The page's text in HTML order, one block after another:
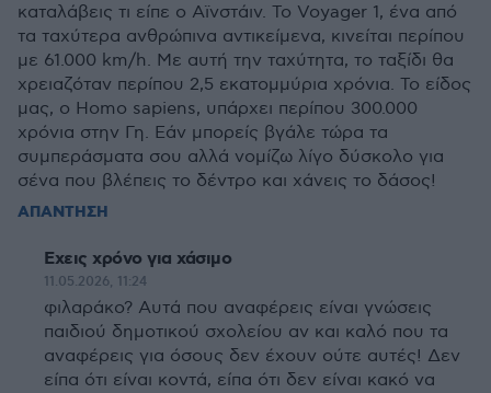
καταλάβεις τι είπε ο Αϊνστάιν. Το Voyager 1, ένα από
τα ταχύτερα ανθρώπινα αντικείμενα, κινείται περίπου
με 61.000 km/h. Με αυτή την ταχύτητα, το ταξίδι θα
χρειαζόταν περίπου 2,5 εκατομμύρια χρόνια. Το είδος
μας, ο Homo sapiens, υπάρχει περίπου 300.000
χρόνια στην Γη. Εάν μπορείς βγάλε τώρα τα
συμπεράσματα σου αλλά νομίζω λίγο δύσκολο για
σένα που βλέπεις το δέντρο και χάνεις το δάσος!
ΑΠΑΝΤΗΣΗ
Εχεις χρόνο για χάσιμο
11.05.2026, 11:24
φιλαράκο? Αυτά που αναφέρεις είναι γνώσεις
παιδιού δημοτικού σχολείου αν και καλό που τα
αναφέρεις για όσους δεν έχουν ούτε αυτές! Δεν
είπα ότι είναι κοντά, είπα ότι δεν είναι κακό να